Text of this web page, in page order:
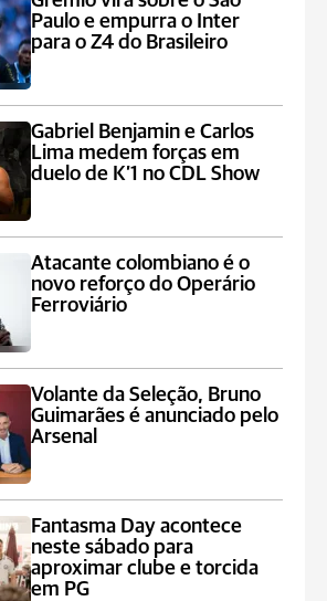
Paulo e empurra o Inter
para o Z4 do Brasileiro
Gabriel Benjamin e Carlos
Lima medem forças em
duelo de K’1 no CDL Show
Atacante colombiano é o
novo reforço do Operário
Ferroviário
Volante da Seleção, Bruno
Guimarães é anunciado pelo
Arsenal
Fantasma Day acontece
neste sábado para
aproximar clube e torcida
em PG